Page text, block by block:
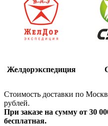
Желдорэкспедиция
Стоимость доставки по
рублей.
При заказе на сумму от 30
бесплатная.